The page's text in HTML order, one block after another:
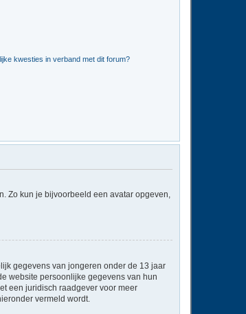
kwesties in verband met dit forum?
Zo kun je bijvoorbeeld een avatar opgeven,
gegevens van jongeren onder de 13 jaar
website persoonlijke gegevens van hun
een juridisch raadgever voor meer
vermeld wordt.